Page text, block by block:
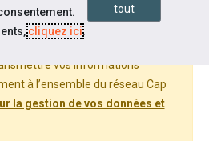
vos informations
à l’ensemble du réseau Cap
la gestion de vos données et
cliquez ici.
tout